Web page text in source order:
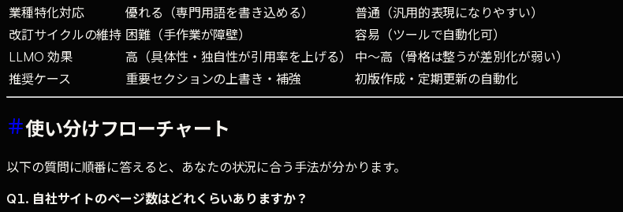
業種特化対応
優れる（専門用語を書き込める）
普通（汎用的表現になりやすい）
改訂サイクルの維持 困難（手作業が障壁）
容易（ツールで自動化可）
LLMO 効果
高（具体性・独自性が引用率を上げる）
中〜高（骨格は整うが差別化が弱い）
推奨ケース
重要セクションの上書き・補強 初版作成・定期更新の自動化
使い分けフローチャート
以下の質問に順番に答えると、あなたの状況に合う手法が分かります。
Q1. 自社サイトのページ数はどれくらいありますか？